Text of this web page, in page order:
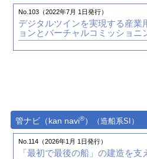
No.103（2022年7月 1日発行）
デジタルツインを実現する産業
ョンとバーチャルコミッショニ
管ナビ（kan navi®） （造船系SI）
No.114（2026年1月 1日発行）
「最初で最後の船」の建造を